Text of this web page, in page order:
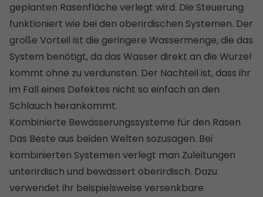
geplanten Rasenfläche verlegt wird. Die Steuerung
funktioniert wie bei den oberirdischen Systemen. Der
große Vorteil ist die geringere Wassermenge, die das
System benötigt, da das Wasser direkt an die Wurzel
kommt ohne zu verdunsten. Der Nachteil ist, dass ihr
im Fall eines Defektes nicht so einfach an den
Schlauch herankommt.
Kombinierte Bewässerungssysteme für den Rasen
Das Beste aus beiden Welten sozusagen. Bei
kombinierten Systemen verlegt man Zuleitungen
unterirdisch und bewässert oberirdisch. Dazu
verwendet ihr beispielsweise versenkbare